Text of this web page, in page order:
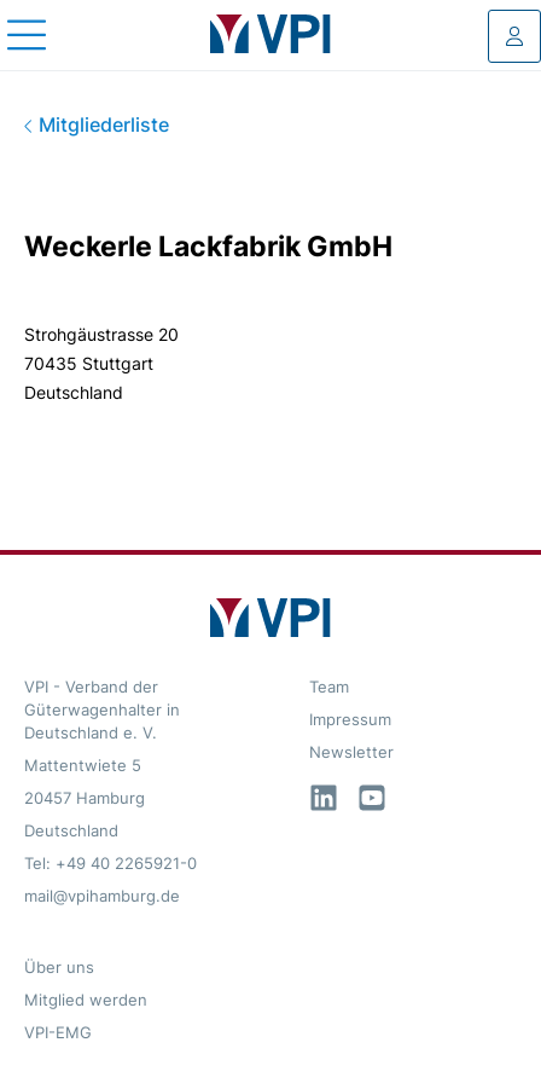
Mitgliederliste
Weckerle Lackfabrik GmbH
Weckerle Lackfabrik GmbH
Strohgäustrasse 20
70435 Stuttgart
Deutschland
VPI - Verband der
Güterwagenhalter in
Deutschland e. V.
Mattentwiete 5
20457 Hamburg
Deutschland
Tel: +49 40 2265921-0
mail@vpihamburg.de
Team
Impressum
Newsletter
LinkedInYouTube
Über uns
Mitglied werden
VPI-EMG